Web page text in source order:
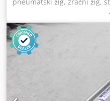
visina) Potrebna površina:
cm širina x 203 cm dubina)
380-220 V 38 A 50 Hz 〜3/
/ used Isporuka uključuje:
izmjene i pogreške u
pitanja slobodno nas
Atlas Copco, standardni
mm -Klipnjača: Ø 40 mm -
Cijena: po komad -
34 kg / kom Dwodpsgrzvksfx